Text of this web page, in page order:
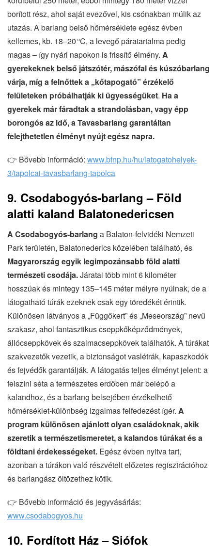
borított rész, ahol saját evezővel, kis csónakban múlik az
utazás. A barlang belső hőmérséklete egész évben
kellemes, kb. 18–20 °C, a levegő páratartalma pedig
magas – így nyári napokon is frissítő élmény. A
gyerekeknek belső játszótér, mászófal és kúszóbarlang
várja, míg a felnőttek a „kőtapogató” érzékelő
felületeken próbálhatják ki ügyességüket. Ha a
gyerekek már fáradtak a strandolásban, vagy épp
borongós az idő, a Tavasbarlang garantáltan
felejthetetlen élményt nyújt egész napra.
👉 Bővebb információ: www.bfnp.hu/hu/latogatohelyek-
3/tapolcai-tavasbarlang-tapolca
9. Csodabogyós-barlang – Föld
alatti kaland Balatonedericsen
A Csodabogyós-barlang a Balaton-felvidéki Nemzeti
Park területén, Balatonederics közelében található, és
Magyarország egyik legimpozánsabb föld alatti
természeti csodája.Járatai több mint 6 kilométer
hosszúak és mintegy 135–145 méter mélyre nyúlnak, de a
látogatható túrák ezeknek csak egy töredékét érintik.
Különösen látványos a „Függőkert” és „Meseország” nevű
szakasz, ahol fantasztikus cseppkőképződmények,
állócseppkövek és szalmacseppkövek találhatók. A túrákat
szakvezetők vezetik, a biztonságot vaslétrák, kapaszkodók
és fejvédők garantálják. A látogatás teljes élményt jelent: a
felszíni séta a természetes erdőben már belépő a
kalandhoz, és a barlang belsejében érzékelhető
hőmérséklet-különbség izgalmas felfedezést ígér. A
program különösen ajánlott olyan családoknak, akik
szeretik a természetismeretet, a kalandos túrákat és a
földtani érdekességeket. Egész évben nyitva tart,
azonban a túrákon való részvételt előzetes regisztrációhoz
és barlangász öltözethez kötik.
👉 Bővebb információ és jegyvásárlás:
www.csodabogyos.hu
10. Fordított Ház – Siófok